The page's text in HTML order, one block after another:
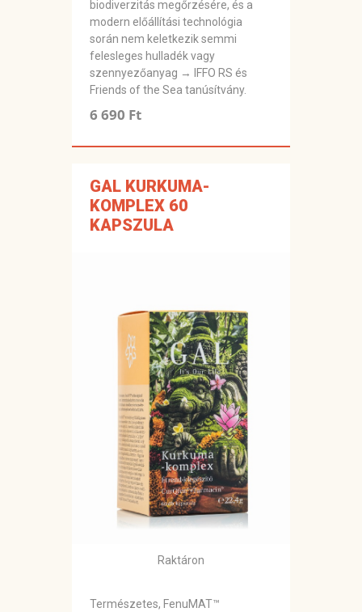
biodiverzitás megőrzésére, és a
modern előállítási technológia
során nem keletkezik semmi
felesleges hulladék vagy
szennyezőanyag → IFFO RS és
Friends of the Sea tanúsítvány.
6 690 Ft
GAL KURKUMA-
KOMPLEX 60
KAPSZULA
Raktáron
Természetes, FenuMAT™